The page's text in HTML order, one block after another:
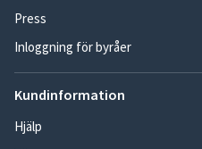
Press
Inloggning för byråer
Kundinformation
Hjälp